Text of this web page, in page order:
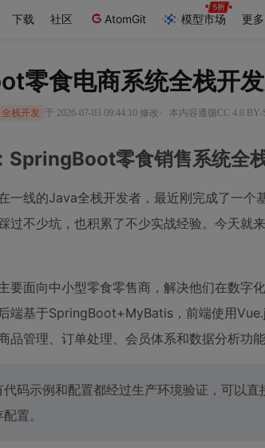
下载 社区 AtomGit 模型市场 更多
零食电商系统全栈开
全栈开发 于 2026-07-03 09:44:10 修改 · 本内容遵循CC 4.0
SpringBoot零食销售系统全
一线的Java全栈开发者，最近刚完成了一
过不少坑，也积累了不少实战经验。今天
要面向中小型零食零售商，解决他们在数字
端基于SpringBoot+MyBatis，前端使用
品管理、订单处理、会员体系和数据分析功
码示例和配置都经过生产环境验证，可以
置。